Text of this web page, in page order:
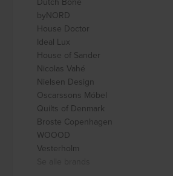
byNORD
House Doctor
Ideal Lux
House of Sander
Nicolas Vahé
Nielsen Design
Oscarssons Móbel
Quilts of Denmark
Broste Copenhagen
WOOOD
Vesterholm